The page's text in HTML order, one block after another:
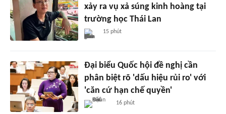
xảy ra vụ xả súng kinh hoàng tại
trường học Thái Lan
15 phút
Đại biểu Quốc hội đề nghị cần
phân biệt rõ 'dấu hiệu rủi ro' với
'căn cứ hạn chế quyền'
16 phút